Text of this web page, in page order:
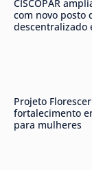
CISCOPAR
com novo posto
descentralizado
Projeto
fortalecimento
para mulheres